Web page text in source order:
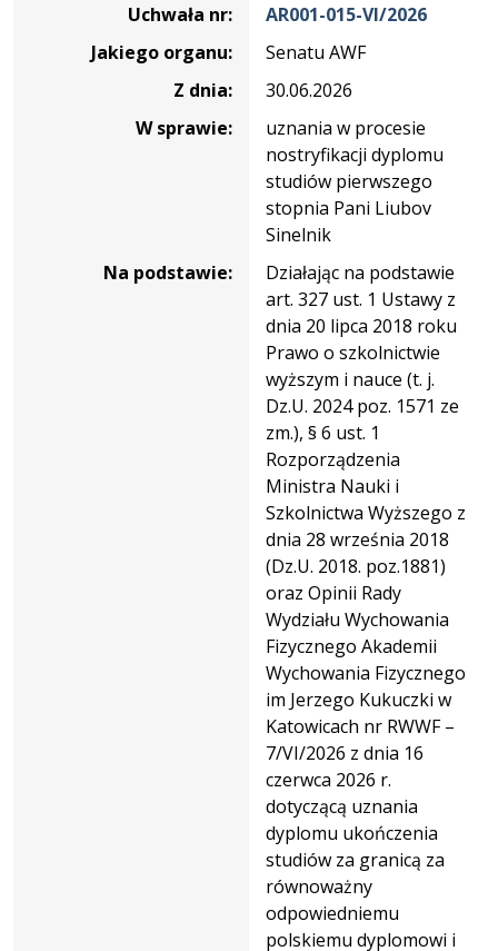
Uchwała nr:
AR001-015-VI/2026
Jakiego organu:
Senatu AWF
Z dnia:
30.06.2026
W sprawie:
uznania w procesie
nostryfikacji dyplomu
studiów pierwszego
stopnia Pani Liubov
Sinelnik
Na podstawie:
Działając na podstawie
art. 327 ust. 1 Ustawy z
dnia 20 lipca 2018 roku
Prawo o szkolnictwie
wyższym i nauce (t. j.
Dz.U. 2024 poz. 1571 ze
zm.), § 6 ust. 1
Rozporządzenia
Ministra Nauki i
Szkolnictwa Wyższego z
dnia 28 września 2018
(Dz.U. 2018. poz.1881)
oraz Opinii Rady
Wydziału Wychowania
Fizycznego Akademii
Wychowania Fizycznego
im Jerzego Kukuczki w
Katowicach nr RWWF –
7/VI/2026 z dnia 16
czerwca 2026 r.
dotyczącą uznania
dyplomu ukończenia
studiów za granicą za
równoważny
odpowiedniemu
polskiemu dyplomowi i